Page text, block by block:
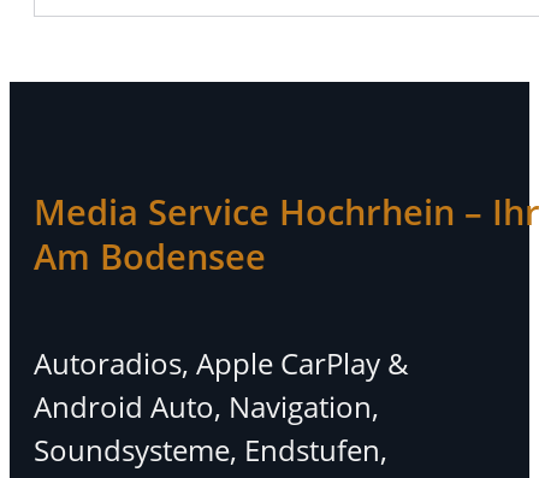
Media Service Hochrhein –
Am Bodensee
Autoradios, Apple CarPlay &
Android Auto, Navigation,
Soundsysteme, Endstufen,